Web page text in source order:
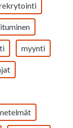
myynti